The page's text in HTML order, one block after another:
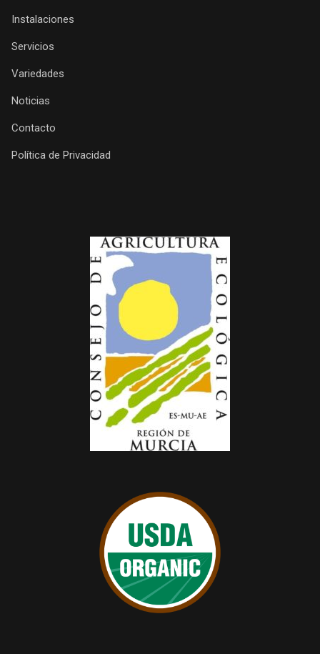
Instalaciones
Servicios
Variedades
Noticias
Contacto
Política de Privacidad